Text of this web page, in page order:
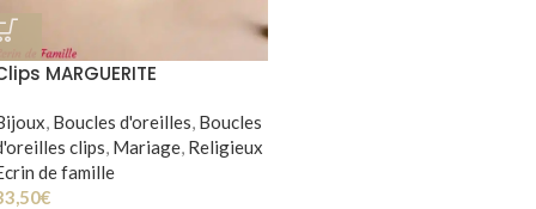
MARGUERITE
, Boucles d'oreilles, Boucles
clips, Mariage, Religieux
de famille
€